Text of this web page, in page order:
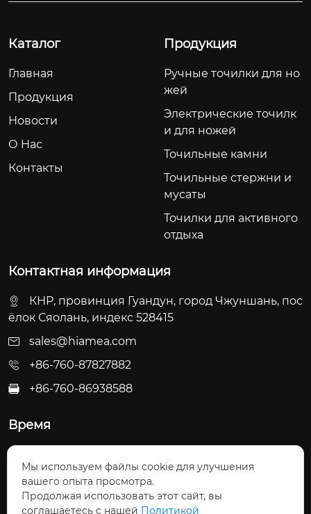
Каталог
Главная
Продукция
Новости
О Hас
Контакты
Продукция
Ручные точилки для но
жей
Электрические точилк
и для ножей
Точильные камни
Точильные стержни и
мусаты
Точилки для активного
отдыха
Контактная информация
КНР, провинция Гуандун, город Чжуншань, пос
ёлок Сяолань, индекс 528415
sales@hiamea.com
+86-760-87827882
 +86-760-86938588
Время
Сб - Вс: 10:00 - 22:30
Мы используем файлы cookie для улучшения
вашего опыта просмотра.
Продолжая использовать этот сайт, вы
соглашаетесь с нашей Политикой